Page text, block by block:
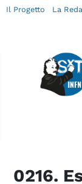
Il Progetto La
0216.